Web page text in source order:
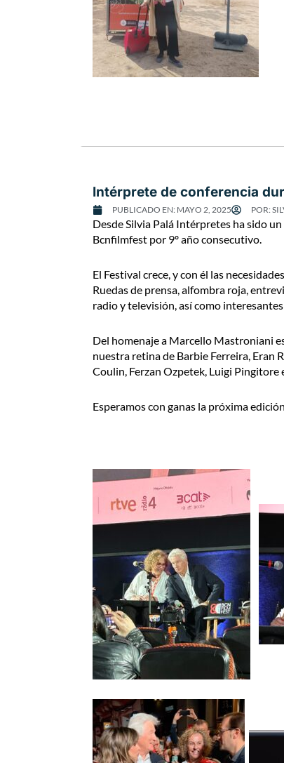
Intérprete de conferencia
PUBLICADO EN: MAYO 2, 2025 POR:
Desde Silvia Palá Intérpretes ha sido
Bcnfilmfest por 9º año consecutivo.
El Festival crece, y con él las
Ruedas de prensa, alfombra roja,
radio y televisión, así como
Del homenaje a Marcello Mastroniani
nuestra retina de Barbie Ferreira, Eran
Coulin, Ferzan Ozpetek, Luigi Pingitore
Esperamos con ganas la próxima